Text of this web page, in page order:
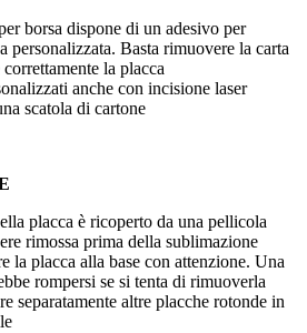
borsa dispone di un adesivo per
personalizzata. Basta rimuovere la carta
la placca
anche con incisione laser
scatola di cartone
placca è ricoperto da una pellicola
rimossa prima della sublimazione
la placca alla base con attenzione. Una
rompersi se si tenta di rimuoverla
separatamente altre placche rotonde in